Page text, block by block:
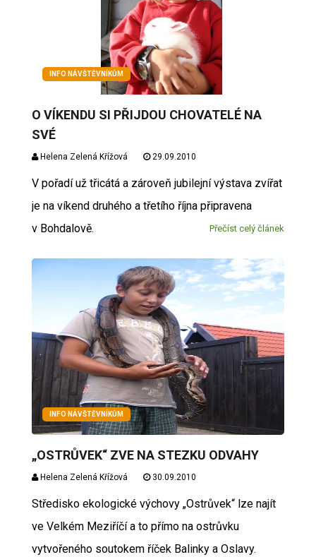
INFO NÁVŠTĚVNÍKŮM
O VÍKENDU SI PŘIJDOU CHOVATELÉ NA
SVÉ
Helena Zelená Křížová 29.09.2010
V pořadí už třicátá a zároveň jubilejní výstava zvířat
je na víkend druhého a třetího října připravena
v Bohdalově.
Přečíst celý článek
INFO NÁVŠTĚVNÍKŮM
„OSTRŮVEK“ ZVE NA STEZKU ODVAHY
Helena Zelená Křížová 30.09.2010
Středisko ekologické výchovy „Ostrůvek“ lze najít
ve Velkém Meziříčí a to přímo na ostrůvku
vytvořeného soutokem říček Balinky a Oslavy.